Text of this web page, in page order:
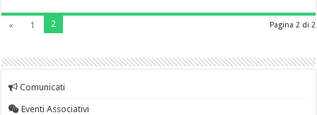
Pagina 2 di 2
« 1 2
Comunicati
Eventi Associativi